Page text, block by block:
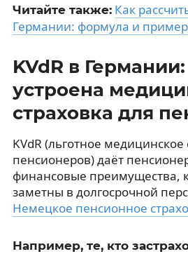
Читайте также: Как
Германии: формула и
KVdR в
устроена
страховка для
KVdR (льготное
пенсионеров) даёт
финансовые преимущества,
заметны в долгосрочной
Немецкое пенсионное
Например, те, кто